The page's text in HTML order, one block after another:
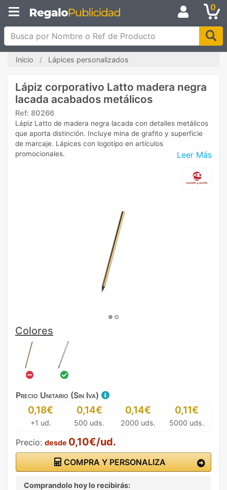
0
Busca por Nombre o Ref de Producto
Inicio Lápices personalizados
Lápiz corporativo Latto madera negra
lacada acabados metálicos
Ref: 80266
Leer Más
Lápiz Latto de madera negra lacada con detalles metálicos
que aporta distinción. Incluye mina de grafito y superficie
de marcaje. Lápices con logotipo en artículos
promocionales.
Colores
Precio Unitario (Sin Iva)
0,18€
+1 ud.
0,14€
500 uds.
0,14€
2000 uds.
0,11€
5000 uds.
Precio: desde 0,10€/ud.
COMPRA Y PERSONALIZA
Comprandolo hoy lo recibirás: